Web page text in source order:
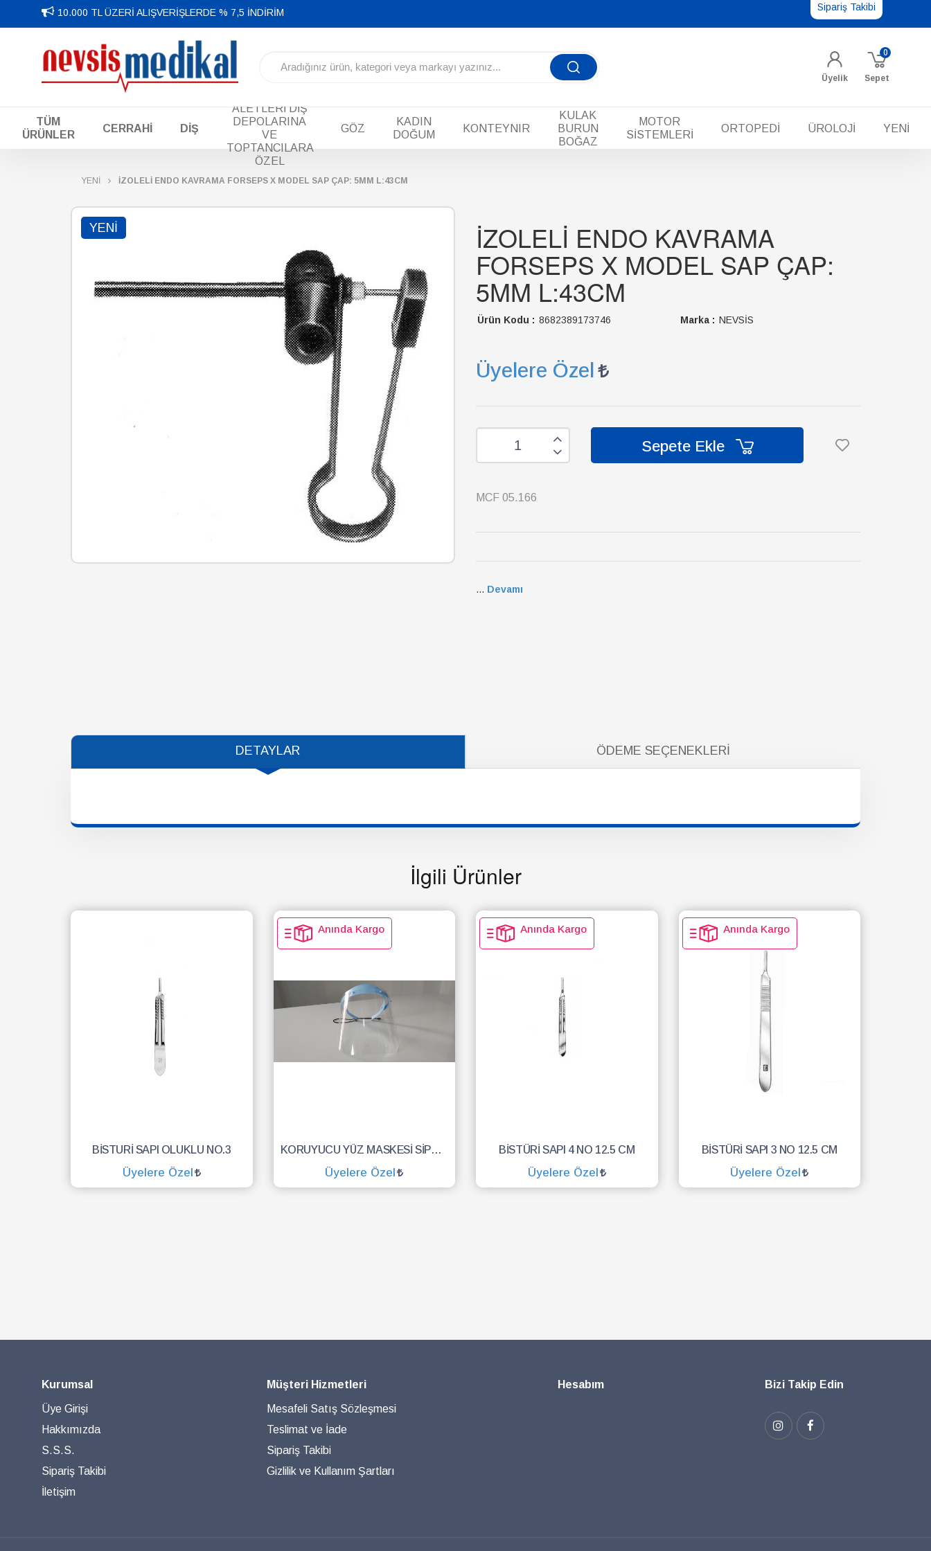
10.000 TL ÜZERİ ALIŞVERİŞLERDE % 7,5 İNDİRİM Sipariş Takibi
Üyelik Sepet
0
TÜM
ÜRÜNLER
CERRAHİ DİŞ
ALETLERİ DİŞ
DEPOLARINA
VE
TOPTANCILARA
ÖZEL
GÖZ
KADIN
DOĞUM
KONTEYNIR
KULAK
BURUN
BOĞAZ
MOTOR
SİSTEMLERİ
ORTOPEDİ ÜROLOJİ YENİ
YENİ İZOLELİ ENDO KAVRAMA FORSEPS X MODEL SAP ÇAP: 5MM L:43CM
YENI İZOLELİ ENDO KAVRAMA
FORSEPS X MODEL SAP ÇAP:
5MM L:43CM
Ürün Kodu : 8682389173746 Marka : NEVSİS
Üyelere Özel
Sepete Ekle
MCF 05.166
... Devamı
DETAYLAR ÖDEME SEÇENEKLERI
İlgili Ürünler
BİSTURİ SAPI OLUKLU NO.3
Üyelere Özel
Anında Kargo
KORUYUCU YÜZ MASKESİ SİPERLİK.YÜZ KALKANI.DENTAL MASKE
Üyelere Özel
Anında Kargo
BİSTÜRİ SAPI 4 NO 12.5 CM
Üyelere Özel
Anında Kargo
BİSTÜRİ SAPI 3 NO 12.5 CM
Üyelere Özel
Kurumsal
Üye Girişi
Hakkımızda
S.S.S.
Sipariş Takibi
İletişim
Müşteri Hizmetleri
Mesafeli Satış Sözleşmesi
Teslimat ve İade
Sipariş Takibi
Gizlilik ve Kullanım Şartları
Hesabım Bizi Takip Edin